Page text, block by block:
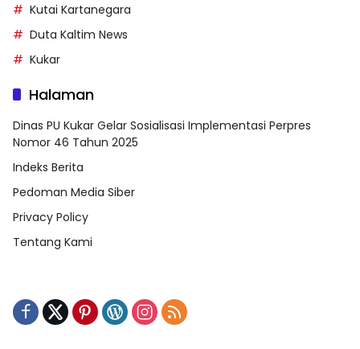
Kutai Kartanegara
Duta Kaltim News
Kukar
Halaman
Dinas PU Kukar Gelar Sosialisasi Implementasi Perpres
Nomor 46 Tahun 2025
Indeks Berita
Pedoman Media Siber
Privacy Policy
Tentang Kami